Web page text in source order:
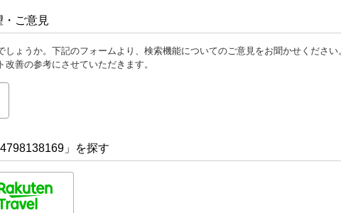
・ご意見
ょうか。下記のフォームより、検索機能についてのご意見をお聞かせください
善の参考にさせていただきます。
」を探す